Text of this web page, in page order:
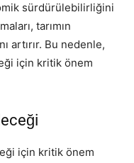
sürdürülebilirliğini
tarımın
artırır. Bu nedenle,
için kritik önem
için kritik önem